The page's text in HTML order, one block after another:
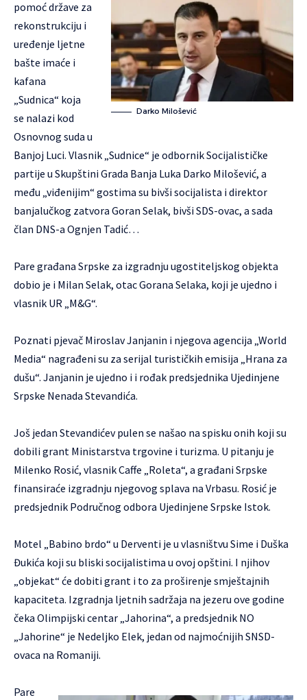
Darko Milošević
pomoć države za
rekonstrukciju i
uređenje ljetne
bašte imaće i
kafana
„Sudnica“ koja
se nalazi kod
Osnovnog suda u
Banjoj Luci. Vlasnik „Sudnice“ je odbornik Socijalističke
partije u Skupštini Grada Banja Luka Darko Milošević, a
među „viđenijim“ gostima su bivši socijalista i direktor
banjalučkog zatvora Goran Selak, bivši SDS-ovac, a sada
član DNS-a Ognjen Tadić…
Pare građana Srpske za izgradnju ugostiteljskog objekta
dobio je i Milan Selak, otac Gorana Selaka, koji je ujedno i
vlasnik UR „M&G“.
Poznati pjevač Miroslav Janjanin i njegova agencija „World
Media“ nagrađeni su za serijal turističkih emisija „Hrana za
dušu“. Janjanin je ujedno i i rođak predsjednika Ujedinjene
Srpske Nenada Stevandića.
Još jedan Stevandićev pulen se našao na spisku onih koji su
dobili grant Ministarstva trgovine i turizma. U pitanju je
Milenko Rosić, vlasnik Caffe „Roleta“, a građani Srpske
finansiraće izgradnju njegovog splava na Vrbasu. Rosić je
predsjednik Područnog odbora Ujedinjene Srpske Istok.
Motel „Babino brdo“ u Derventi je u vlasništvu Sime i Duška
Đukića koji su bliski socijalistima u ovoj opštini. I njihov
„objekat“ će dobiti grant i to za proširenje smještajnih
kapaciteta. Izgradnja ljetnih sadržaja na jezeru ove godine
čeka Olimpijski centar „Jahorina“, a predsjednik NO
„Jahorine“ je Nedeljko Elek, jedan od najmoćnijih SNSD-
ovaca na Romaniji.
Pare